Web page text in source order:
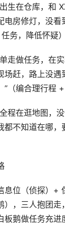
生在仓库，和
电房修灯，没看
务，降低怀疑）​
走做任务，在
场赶，路上没遇
”（编合理行程 +
程在逛地图，
都不知道在哪，
息位（侦探）+
），三人抱团走
鹅做任务充进